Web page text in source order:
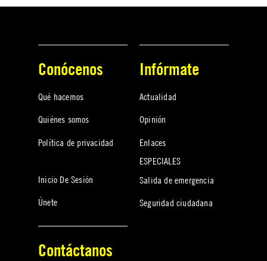
Conócenos
Qué hacemos
Quiénes somos
Política de privacidad
Inicio De Sesión
Únete
Infórmate
Actualidad
Opinión
Enlaces
ESPECIALES
Salida de emergencia
Seguridad ciudadana
Contáctanos